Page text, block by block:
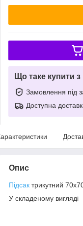
Що таке купити
Замовлення під
Доступна
Опис
Підсак трикутний
У складеному вигляді